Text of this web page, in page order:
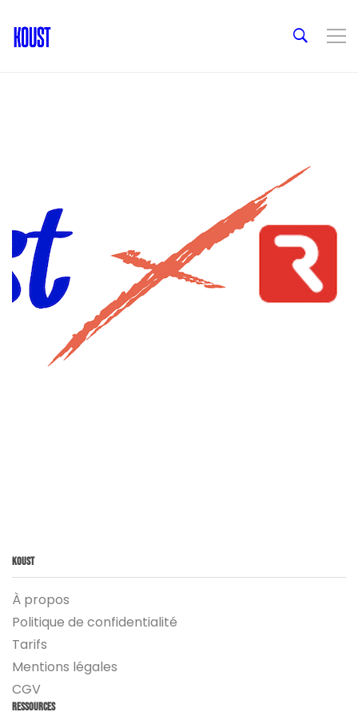
Koust
À propos
Politique de confidentialité
Tarifs
Mentions légales
CGV
Ressources